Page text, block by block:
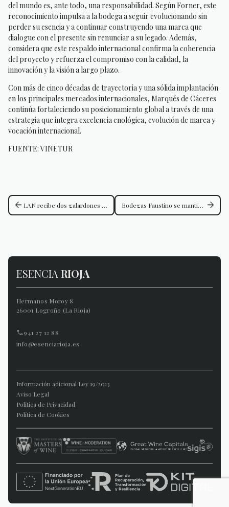
del mundo es, ante todo, una responsabilidad. Según Forner, este
reconocimiento impulsa a la bodega a seguir evolucionando sin
perder su esencia y a continuar construyendo una marca que
dialogue con el presente sin renunciar a su legado. Además,
considera que este respaldo internacional confirma la coherencia
del proyecto y refuerza el compromiso con la calidad, la
innovación y la visión a largo plazo.
Con más de cinco décadas de trayectoria y una sólida implantación
en los principales mercados internacionales, Marqués de Cáceres
continúa fortaleciendo su posicionamiento global a través de una
estrategia que integra excelencia enológica, evolución de marca y
vocación internacional.
FUENTE: VINETUR
arrow_back LAN recibe dos galardones en los Transform Awards Europe por su nueva identidad de marca Bodegas Faustino se mantiene entre las 50 marcas de vino más admiradas del mundo arrow_forward
ESENCIA RIOJA
Hermanos Moroy 8
26001 Logroño (La Rioja)
941 27 12 88
info@esenciarioja.es
Información adicional Ley 19/2013
Aviso Legal
Política de Privacidad
Política de Cookies